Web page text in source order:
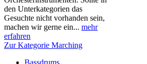
den Unterkategorien das
Gesuchte nicht vorhanden sein,
machen wir gerne ein... mehr
erfahren
Zur Kategorie Marching
Bassdrums